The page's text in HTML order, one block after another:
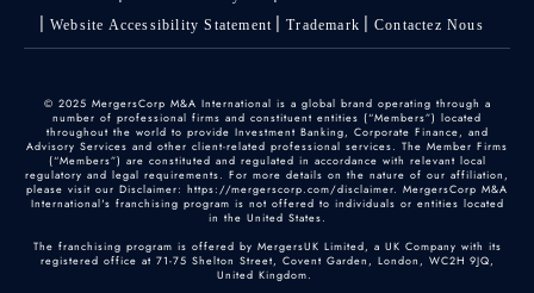
Website Accessibility Statement
Trademark Contactez Nous
© 2025 MergersCorp M&A International is a global brand operating through a
number of professional firms and constituent entities (“Members”) located
throughout the world to provide Investment Banking, Corporate Finance, and
Advisory Services and other client-related professional services. The Member Firms
(“Members”) are constituted and regulated in accordance with relevant local
regulatory and legal requirements. For more details on the nature of our affiliation,
please visit our Disclaimer: https://mergerscorp.com/disclaimer. MergersCorp M&A
International's franchising program is not offered to individuals or entities located
in the United States.
The franchising program is offered by MergersUK Limited, a UK Company with its
registered office at 71-75 Shelton Street, Covent Garden, London, WC2H 9JQ,
United Kingdom.